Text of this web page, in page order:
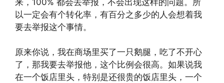
以一定会有个转化率，有百分之多少的人会想着我
要去举报这个事情。
原来你说，我在商场里买了一只鹅腿，吃了不开心
了，那我要去举报他，这个比例会很高。如果说我
在一个饭店里头，特别是还很贵的饭店里头，一个